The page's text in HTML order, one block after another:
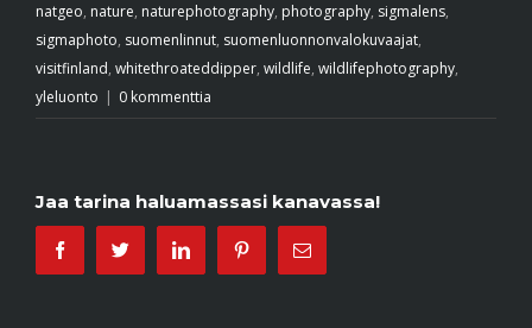
natgeo, nature, naturephotography, photography, sigmalens,
sigmaphoto, suomenlinnut, suomenluonnonvalokuvaajat,
visitfinland, whitethroateddipper, wildlife, wildlifephotography,
yleluonto
0 kommenttia
Jaa tarina haluamassasi kanavassa!
FacebookTwitter Linkedin PinterestEmail